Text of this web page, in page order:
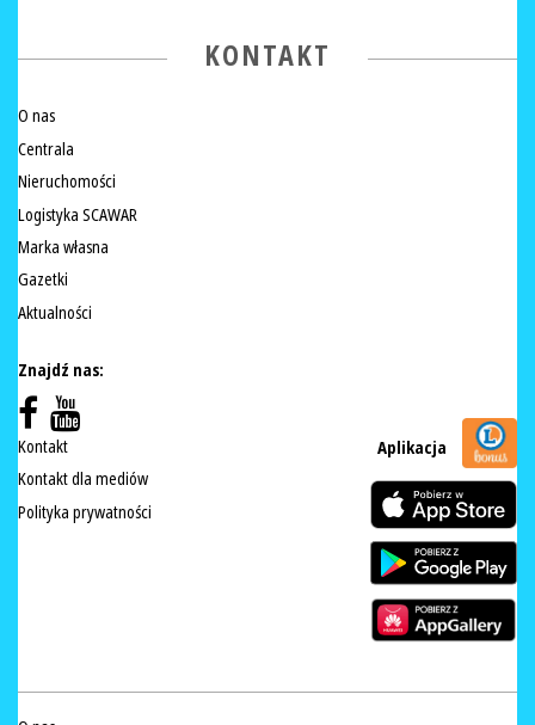
KONTAKT
O nas
Centrala
Nieruchomości
Logistyka SCAWAR
Marka własna
Gazetki
Aktualności
Znajdź nas:
Kontakt
Kontakt dla mediów
Polityka prywatności
Aplikacja